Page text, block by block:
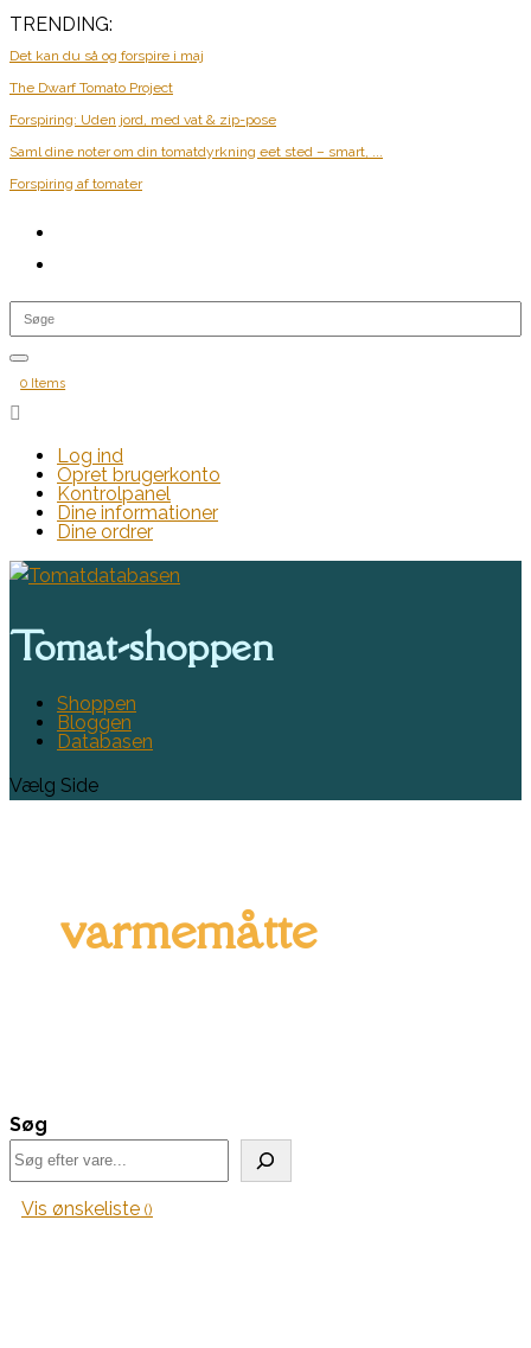
TRENDING:
Det kan du så og forspire i maj
The Dwarf Tomato Project
Forspiring: Uden jord, med vat & zip-pose
Saml dine noter om din tomatdyrkning eet sted – smart, ...
Forspiring af tomater
0 Items

Log ind
Opret brugerkonto
Kontrolpanel
Dine informationer
Dine ordrer
Tomat-shoppen
Shoppen
Bloggen
Databasen
Vælg Side
varmemåtte
Søg
Vis ønskeliste